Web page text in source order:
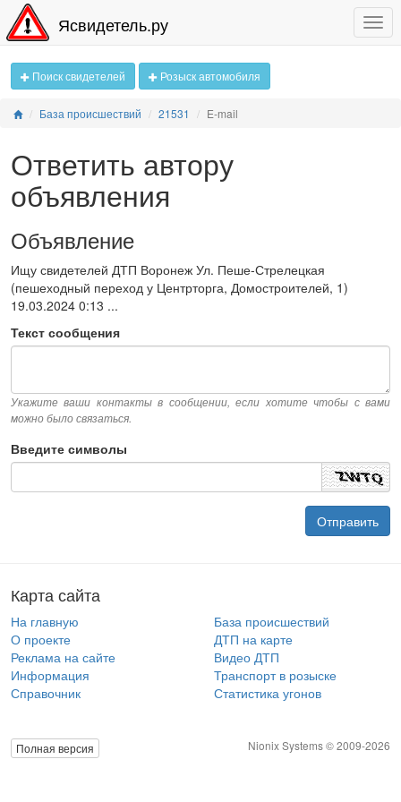
Ясвидетель.ру
Поиск свидетелей Розыск автомобиля
База происшествий 21531 E-mail
Ответить автору
объявления
Объявление
Ищу свидетелей ДТП Воронеж Ул. Пеше-Стрелецкая
(пешеходный переход у Центрторга, Домостроителей, 1)
19.03.2024 0:13 ...
Текст сообщения
Укажите ваши контакты в сообщении, если хотите чтобы с вами
можно было связаться.
Введите символы
Карта сайта
На главную
О проекте
Реклама на сайте
Информация
Справочник
База происшествий
ДТП на карте
Видео ДТП
Транспорт в розыске
Статистика угонов
Полная версия Nionix Systems © 2009-2026